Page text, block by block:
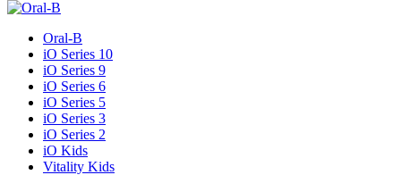
Oral-B
iO Series 10
iO Series 9
iO Series 6
iO Series 5
iO Series 3
iO Series 2
iO Kids
Vitality Kids